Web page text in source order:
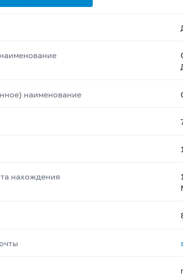
наименование
нахождения